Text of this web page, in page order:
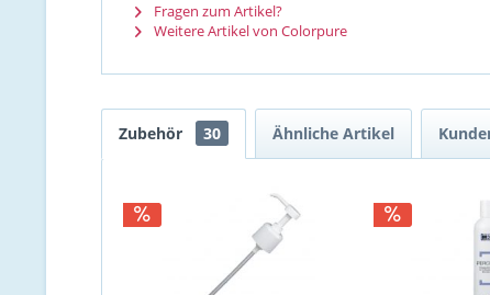
Fragen zum Artikel?
Weitere Artikel von Colorpure
Zubehör 30 Ähnliche Artikel